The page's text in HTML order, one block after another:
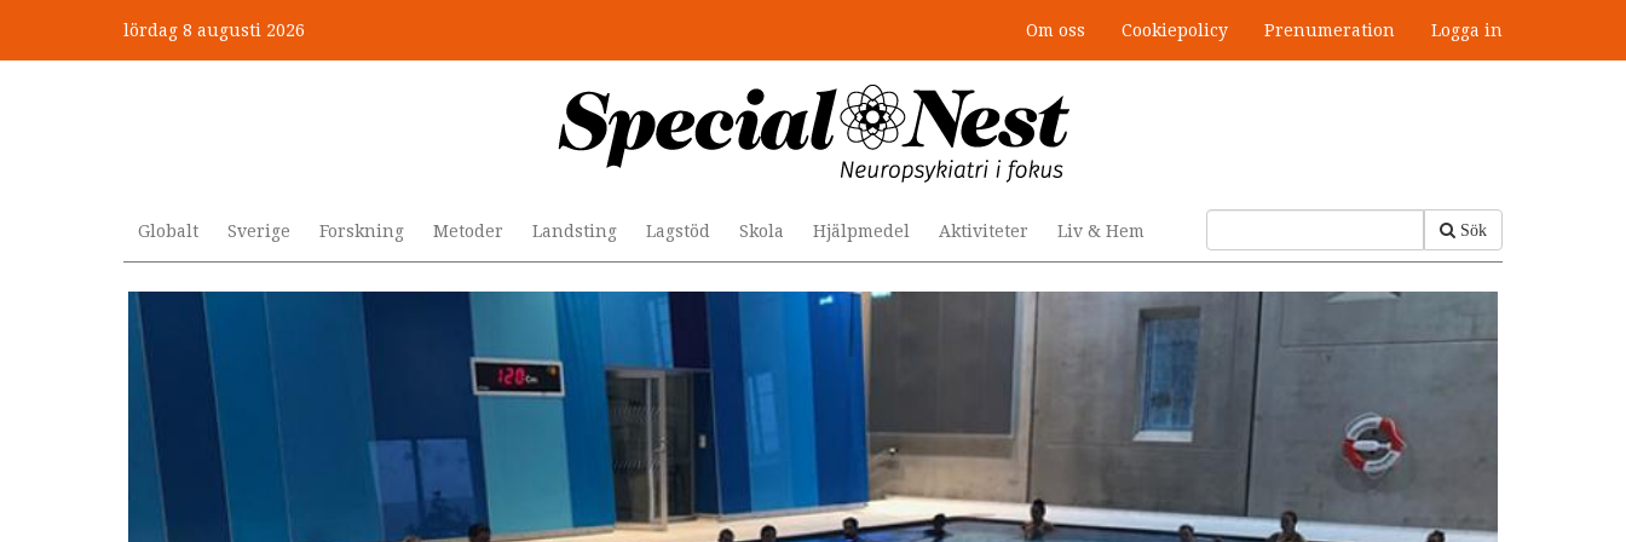
huvudinnehåll
lördag 8 augusti 2026 Om oss Cookiepolicy Prenumeration Logga in
Sök
Globalt Sverige Forskning Metoder Landsting Lagstöd Skola Hjälpmedel Aktiviteter Liv & Hem
”Jobbet gick bra – just därför togs stödet bort”